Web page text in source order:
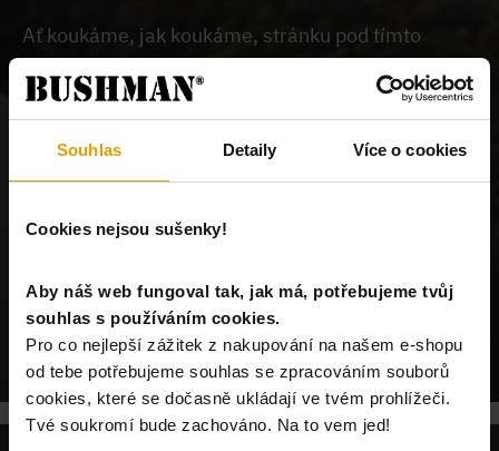
Souhlas Detaily Více o cookies
Cookies nejsou sušenky!
Aby náš web fungoval tak, jak má, potřebujeme tvůj
souhlas s používáním cookies.
Pro co nejlepší zážitek z nakupování na našem e-shopu
od tebe potřebujeme souhlas se zpracováním souborů
cookies, které se dočasně ukládají ve tvém prohlížeči.
Tvé soukromí bude zachováno. Na to vem jed!
Ať koukáme, jak koukáme, stránku pod tímto
odkazem na našem webu nemůžeme najít.
Buď je
chybně zadaný odkaz, nebo je požadovaný produkt
POKRAČUJ NA ÚVODNÍ STRÁNKU